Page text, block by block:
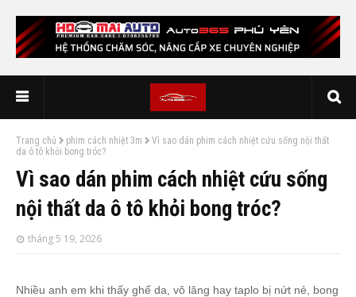
Trang chủ phim cách nhiệt 3m
Vì sao dán phim cách nhiệt cứu sống nội thất
da ô tô khỏi bong tróc?
Vì sao dán phim cách nhiệt cứu sống
nội thất da ô tô khỏi bong tróc?
tháng 5 19, 2026
Nhiều anh em khi thấy ghế da, vô lăng hay taplo bị nứt nẻ, bong